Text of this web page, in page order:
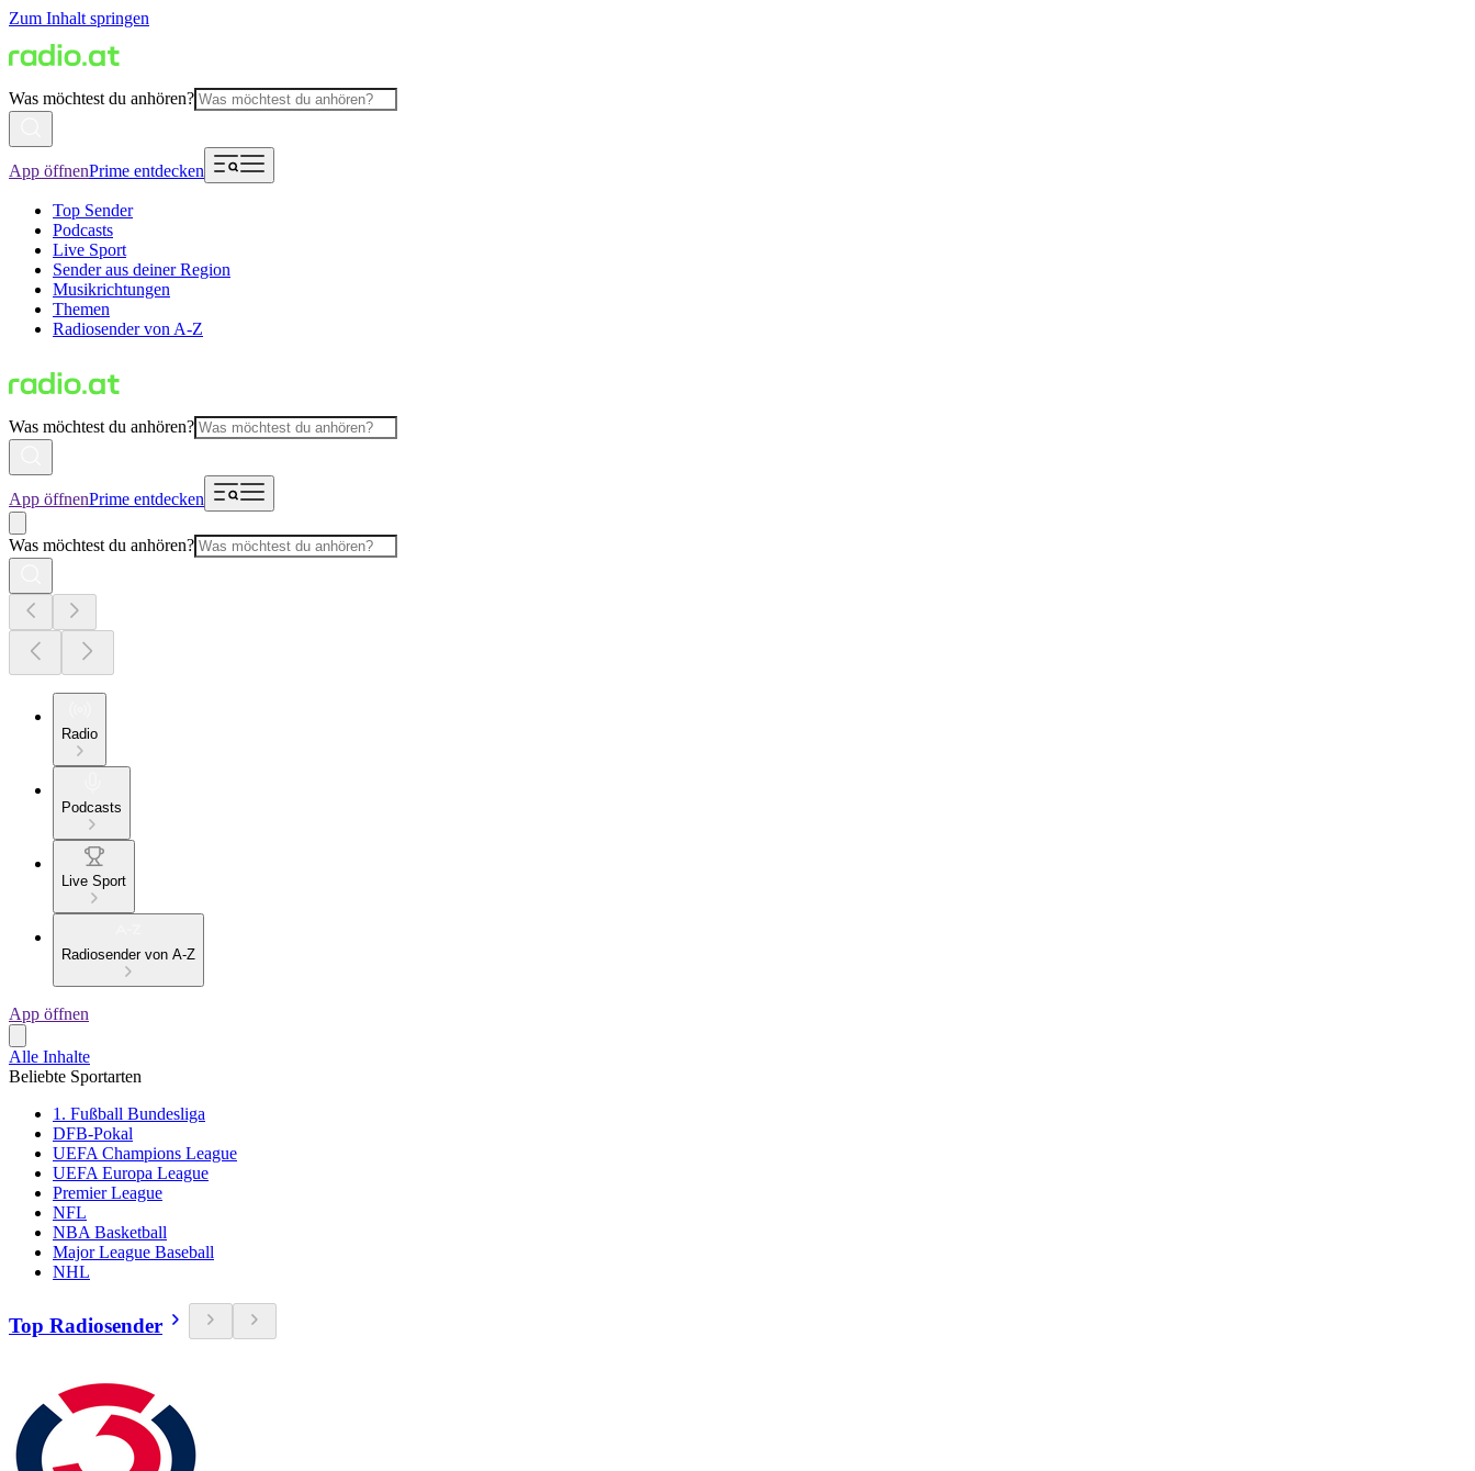
Zum Inhalt springen
Was möchtest du anhören?
App öffnenPrime entdecken
Top Sender
Podcasts
Live Sport
Sender aus deiner Region
Musikrichtungen
Themen
Radiosender von A-Z
Was möchtest du anhören?
App öffnenPrime entdecken
Was möchtest du anhören?
Radio
Podcasts
Live Sport
Radiosender von A-Z
App öffnen
Alle Inhalte
Beliebte Sportarten
1. Fußball Bundesliga
DFB-Pokal
UEFA Champions League
UEFA Europa League
Premier League
NFL
NBA Basketball
Major League Baseball
NHL
Top Radiosender